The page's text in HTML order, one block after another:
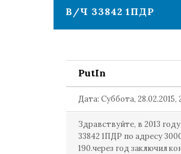
В/Ч 33842 1ПДР
PutIn
Дата: Суббота,
Здравствуйте, в 2013
33842 1ПДР по адресу
190.через год заключил